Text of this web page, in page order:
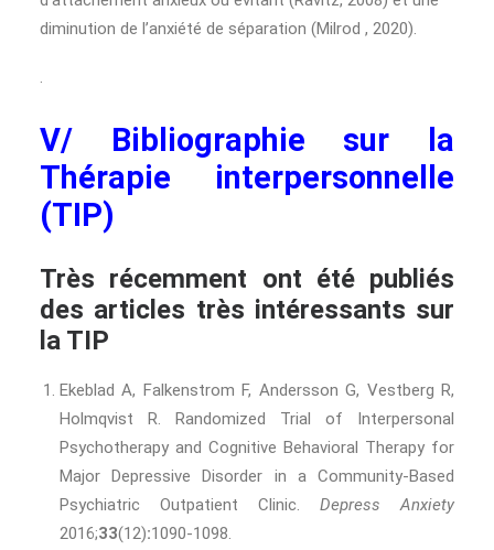
diminution de l’anxiété de séparation (Milrod , 2020).
.
V/ Bibliographie sur la
Thérapie interpersonnelle
(TIP)
Très récemment ont été publiés
des articles très intéressants sur
la TIP
Ekeblad A, Falkenstrom F, Andersson G, Vestberg R,
Holmqvist R. Randomized Trial of Interpersonal
Psychotherapy and Cognitive Behavioral Therapy for
Major Depressive Disorder in a Community-Based
Psychiatric Outpatient Clinic. Depress Anxiety
2016;33(12):1090-1098.